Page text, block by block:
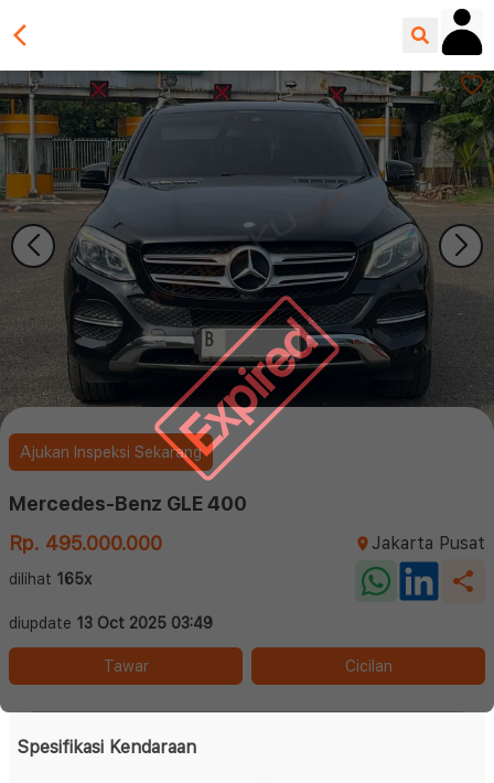
Expired
Ajukan Inspeksi Sekarang
Mercedes-Benz GLE 400
Rp. 495.000.000
Jakarta Pusat
dilihat 165x
diupdate 13 Oct 2025 03:49
Tawar Cicilan
Spesifikasi Kendaraan